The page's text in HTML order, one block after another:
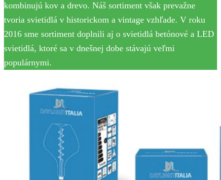
kombinujú kov a drevo. Náš sortiment však prevažne
tvoria svietidlá v historickom a vintage vzhľade. V roku
2016 sme sortiment doplnili aj o svietidlá betónové a LED
svietidlá, ktoré sa v dnešnej dobe stávajú veľmi
populárnymi.